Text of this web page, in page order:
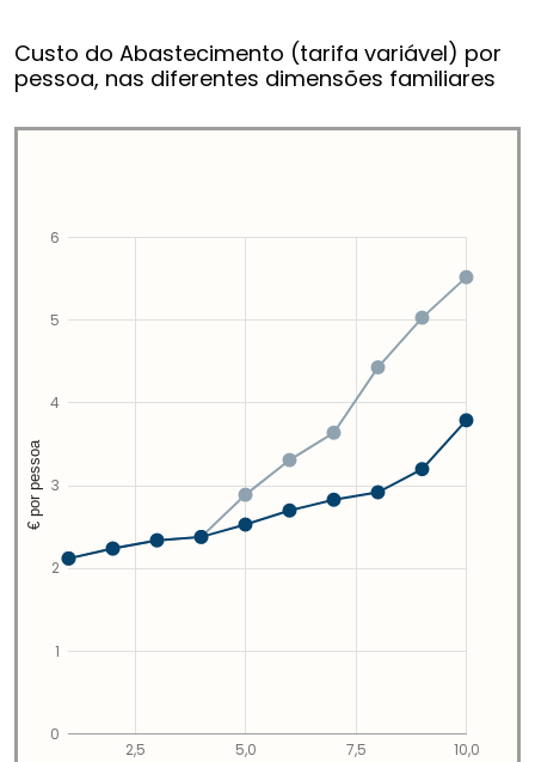
Custo do Abastecimento (tarifa variável) por
pessoa, nas diferentes dimensões familiares
2,5 5,0 7,5 10,0
0
1
2
3
4
5
6
€ por pessoa